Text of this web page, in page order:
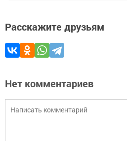
Расскажите друзьям
Нет комментариев